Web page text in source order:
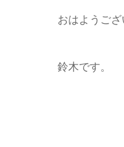
おはようござ
鈴木です。